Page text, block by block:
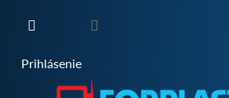
Prihlásenie